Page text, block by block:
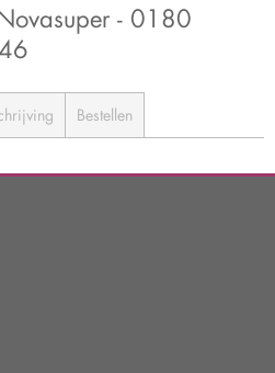
- 0180
Bestellen